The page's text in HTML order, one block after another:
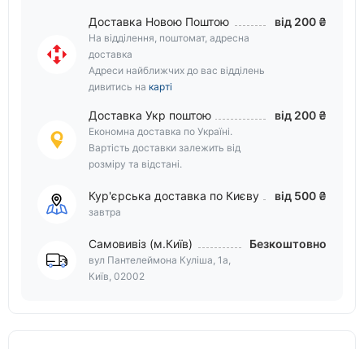
Доставка Новою Поштою
На відділення, поштомат, адресна
доставка
Адреси найближчих до вас відділень
дивитись на карті
від 200 ₴
Доставка Укр поштою
Економна доставка по Україні.
Вартість доставки залежить від
розміру та відстані.
від 200 ₴
Кур'єрська доставка по Києву
завтра
від 500 ₴
Самовивіз (м.Київ)
вул Пантелеймона Куліша, 1а,
Київ, 02002
Безкоштовно